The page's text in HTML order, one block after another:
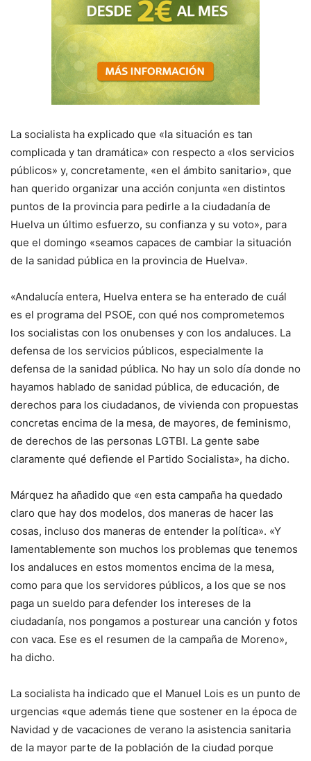
La socialista ha explicado que «la situación es tan
complicada y tan dramática» con respecto a «los servicios
públicos» y, concretamente, «en el ámbito sanitario», que
han querido organizar una acción conjunta «en distintos
puntos de la provincia para pedirle a la ciudadanía de
Huelva un último esfuerzo, su confianza y su voto», para
que el domingo «seamos capaces de cambiar la situación
de la sanidad pública en la provincia de Huelva».
«Andalucía entera, Huelva entera se ha enterado de cuál
es el programa del PSOE, con qué nos comprometemos
los socialistas con los onubenses y con los andaluces. La
defensa de los servicios públicos, especialmente la
defensa de la sanidad pública. No hay un solo día donde no
hayamos hablado de sanidad pública, de educación, de
derechos para los ciudadanos, de vivienda con propuestas
concretas encima de la mesa, de mayores, de feminismo,
de derechos de las personas LGTBI. La gente sabe
claramente qué defiende el Partido Socialista», ha dicho.
Márquez ha añadido que «en esta campaña ha quedado
claro que hay dos modelos, dos maneras de hacer las
cosas, incluso dos maneras de entender la política». «Y
lamentablemente son muchos los problemas que tenemos
los andaluces en estos momentos encima de la mesa,
como para que los servidores públicos, a los que se nos
paga un sueldo para defender los intereses de la
ciudadanía, nos pongamos a posturear una canción y fotos
con vaca. Ese es el resumen de la campaña de Moreno»,
ha dicho.
La socialista ha indicado que el Manuel Lois es un punto de
urgencias «que además tiene que sostener en la época de
Navidad y de vacaciones de verano la asistencia sanitaria
de la mayor parte de la población de la ciudad porque